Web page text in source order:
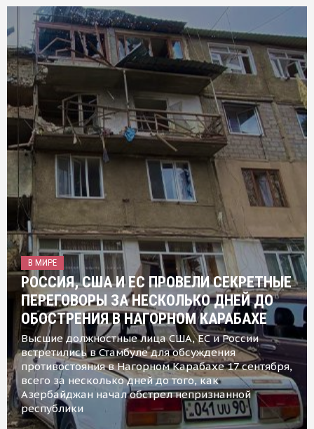
В МИРЕ
РОССИЯ, США И ЕС ПРОВЕЛИ СЕКРЕТНЫЕ
ПЕРЕГОВОРЫ ЗА НЕСКОЛЬКО ДНЕЙ ДО
ОБОСТРЕНИЯ В НАГОРНОМ КАРАБАХЕ
Высшие должностные лица США, ЕС и России
встретились в Стамбуле для обсуждения
противостояния в Нагорном Карабахе 17 сентября,
всего за несколько дней до того, как
Азербайджан начал обстрел непризнанной
республики